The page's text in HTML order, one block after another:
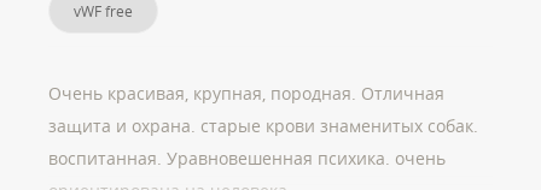
vWF free
Очень красивая, крупная, породная. Отличная
защита и охрана. старые крови знаменитых собак.
воспитанная. Уравновешенная психика. очень